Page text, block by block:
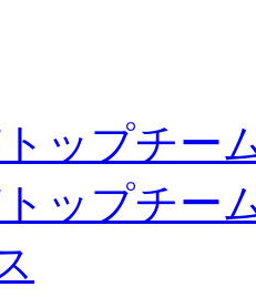
ップチー
トップチー